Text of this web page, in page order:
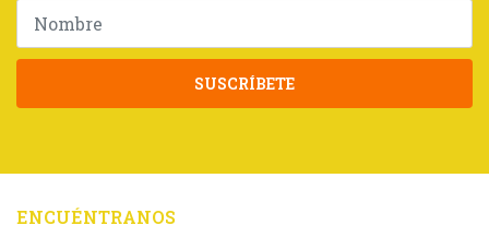
SUSCRÍBETE
ENCUÉNTRANOS